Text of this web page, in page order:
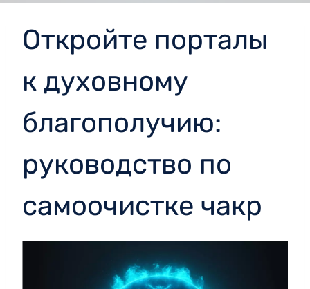
Откройте порталы
к духовному
благополучию:
руководство по
самоочистке чакр